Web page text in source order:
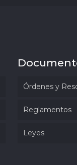
Órdenes y
Reglamentos
Leyes